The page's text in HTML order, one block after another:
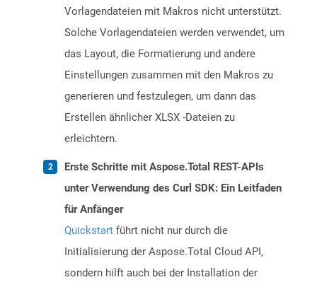
Vorlagendateien mit Makros nicht unterstützt.
Solche Vorlagendateien werden verwendet, um
das Layout, die Formatierung und andere
Einstellungen zusammen mit den Makros zu
generieren und festzulegen, um dann das
Erstellen ähnlicher XLSX -Dateien zu
erleichtern.
Erste Schritte mit Aspose.Total REST-APIs
unter Verwendung des Curl SDK: Ein Leitfaden
für Anfänger
Quickstart führt nicht nur durch die
Initialisierung der Aspose.Total Cloud API,
sondern hilft auch bei der Installation der